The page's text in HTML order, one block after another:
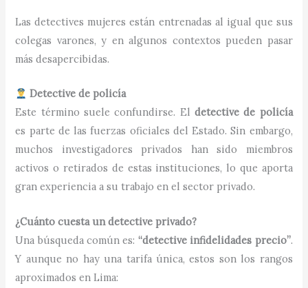
Las detectives mujeres están entrenadas al igual que sus
colegas varones, y en algunos contextos pueden pasar
más desapercibidas.
Detective de policía
Este término suele confundirse. El detective de policía
es parte de las fuerzas oficiales del Estado. Sin embargo,
muchos investigadores privados han sido miembros
activos o retirados de estas instituciones, lo que aporta
gran experiencia a su trabajo en el sector privado.
¿Cuánto cuesta un detective privado?
Una búsqueda común es: “detective infidelidades precio”.
Y aunque no hay una tarifa única, estos son los rangos
aproximados en Lima: